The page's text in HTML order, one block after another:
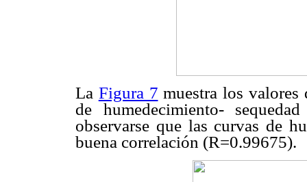
La Figura 7 muestra los valores
de humedecimiento-
observarse que las curvas de
buena correlación (R=0.99675).